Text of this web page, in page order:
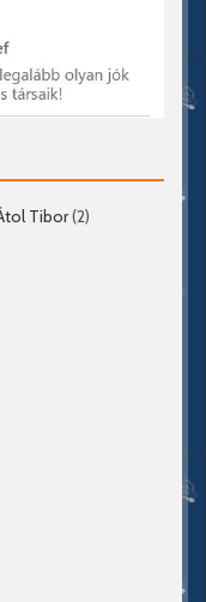
Tibor(2)